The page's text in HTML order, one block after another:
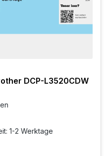
DCP-L3520CDW
1-2 Werktage